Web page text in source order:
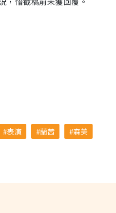
表演 蘭茜
森美